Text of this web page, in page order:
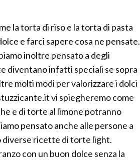
la torta di riso e la torta di pasta
e farci sapere cosa ne pensate.
inoltre pensato a degli
diventano infatti speciali se sopra
molti modi per valorizzare i dolci
vi spiegheremo come
e di torte al limone potranno
pensato anche alle persone a
diverse ricette di torte light.
con un buon dolce senza la